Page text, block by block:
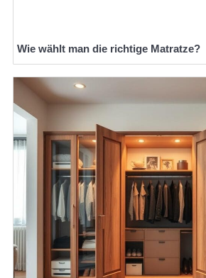
Wie wählt man die richtige Matratze?